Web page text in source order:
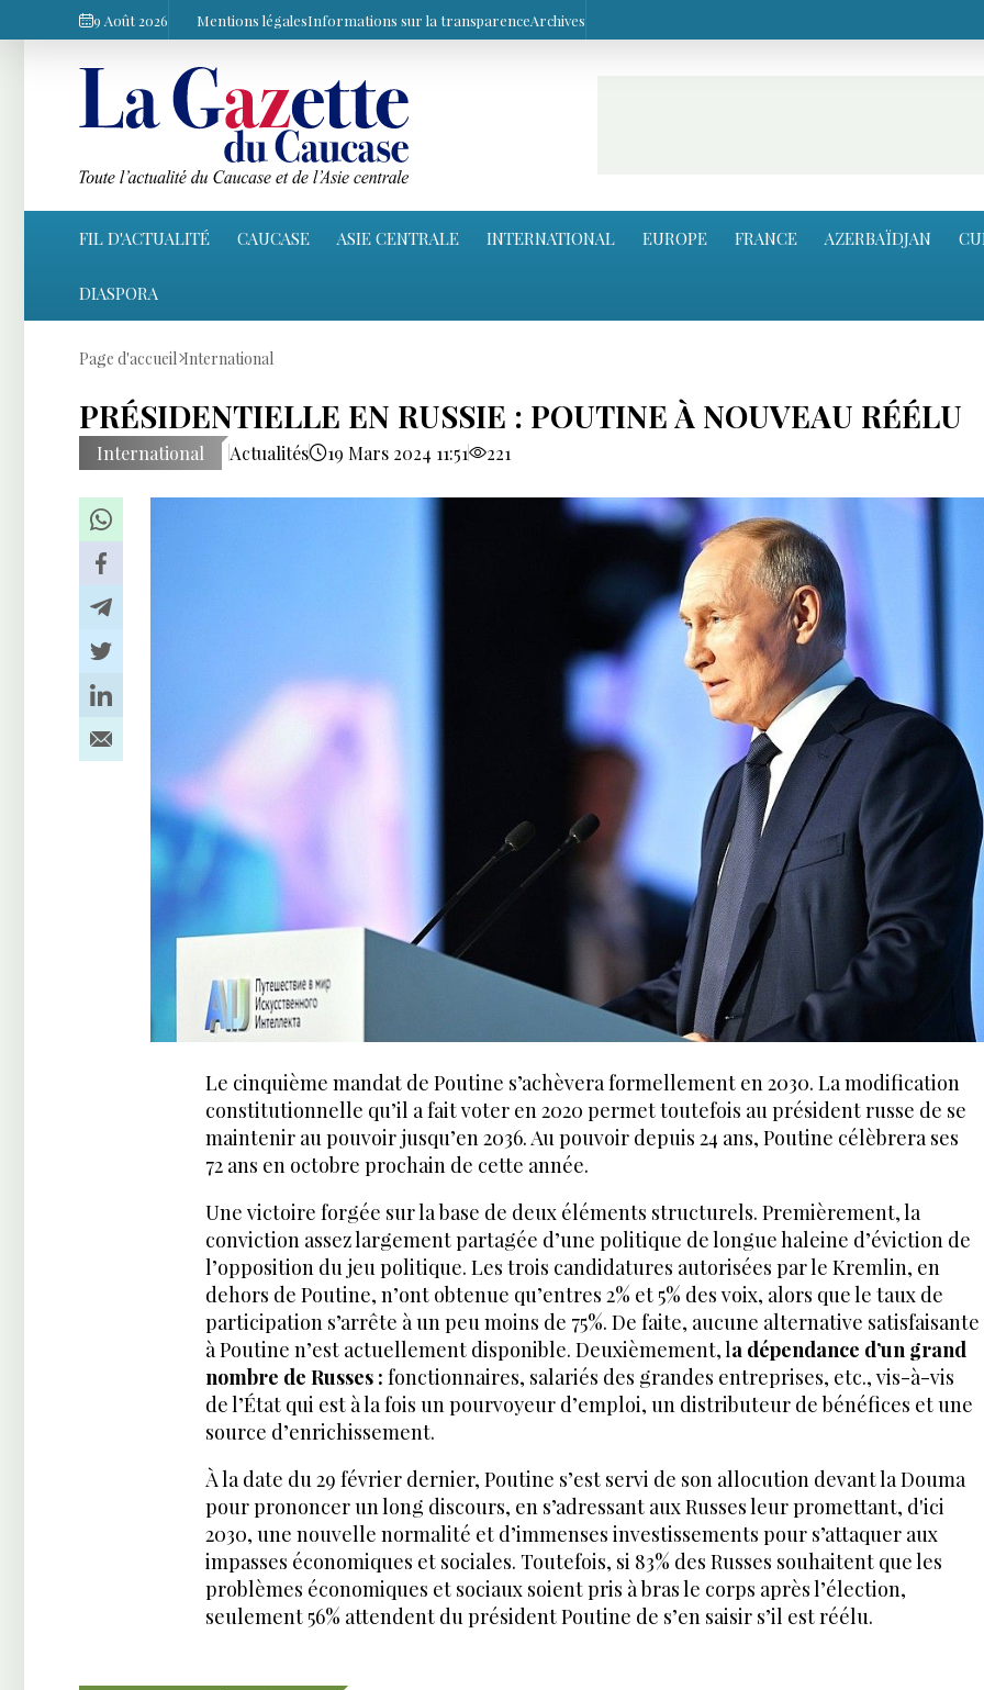
9 Août 2026 Mentions légalesInformations sur la transparenceArchives
FIL D'ACTUALITÉ CAUCASE ASIE CENTRALE INTERNATIONAL EUROPE FRANCE AZERBAÏDJAN
DIASPORA
Page d'accueil International
PRÉSIDENTIELLE EN RUSSIE : POUTINE À NOUVEAU RÉÉLU
International Actualités 19 Mars 2024 11:51 221
Le cinquième mandat de Poutine s’achèvera formellement en 2030. La modification
constitutionnelle qu’il a fait voter en 2020 permet toutefois au président russe de se
maintenir au pouvoir jusqu’en 2036. Au pouvoir depuis 24 ans, Poutine célèbrera ses
72 ans en octobre prochain de cette année.
Une victoire forgée sur la base de deux éléments structurels. Premièrement, la
conviction assez largement partagée d’une politique de longue haleine d’éviction de
l’opposition du jeu politique. Les trois candidatures autorisées par le Kremlin, en
dehors de Poutine, n’ont obtenue qu’entres 2% et 5% des voix, alors que le taux de
participation s’arrête à un peu moins de 75%. De faite, aucune alternative satisfaisante
à Poutine n’est actuellement disponible. Deuxièmement, la dépendance d’un grand
nombre de Russes : fonctionnaires, salariés des grandes entreprises, etc., vis-à-vis
de l’État qui est à la fois un pourvoyeur d’emploi, un distributeur de bénéfices et une
source d’enrichissement.
À la date du 29 février dernier, Poutine s’est servi de son allocution devant la Douma
pour prononcer un long discours, en s’adressant aux Russes leur promettant, d'ici
2030, une nouvelle normalité et d’immenses investissements pour s’attaquer aux
impasses économiques et sociales. Toutefois, si 83% des Russes souhaitent que les
problèmes économiques et sociaux soient pris à bras le corps après l’élection,
seulement 56% attendent du président Poutine de s’en saisir s’il est réélu.